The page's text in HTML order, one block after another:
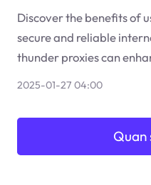
Discover the benefits of
secure and reliable
thunder proxies can
2025-01-27 04:00
Quan